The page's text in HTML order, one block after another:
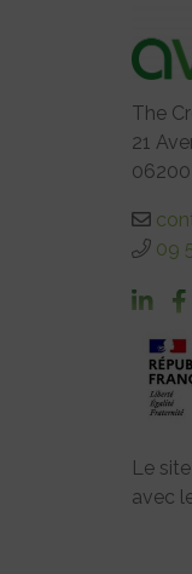
The
21
06200
09
Le
avec